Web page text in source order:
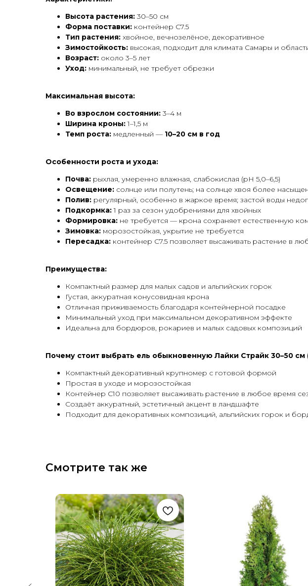
Высота растения: 30–50 см
Форма поставки: контейнер С7.5
Тип растения: хвойное, вечнозелёное, декоративное
Зимостойкость: высокая, подходит для климата Самары и
Возраст: около 3–5 лет
Уход: минимальный, не требует обрезки
Максимальная высота:
Во взрослом состоянии: 3–4 м
Ширина кроны:1–1,5 м
Темп роста: медленный — 10–20 см в год
Особенности роста и ухода:
Почва: рыхлая, умеренно влажная, слабокислая (pH 5,0–6,5)
Освещение: солнце или полутень; на солнце хвоя более
Полив: регулярный, особенно в жаркое время; застой воды
Подкормка:1 раз за сезон удобрениями для хвойных
Формировка: не требуется — крона сохраняет естественную
Зимовка: морозостойкая, укрытие не требуется
Пересадка: контейнер С7.5 позволяет высаживать растение в
Преимущества:
Компактный размер для малых садов и альпийских горок
Густая, аккуратная конусовидная крона
Отличная приживаемость благодаря контейнерной посадке
Минимальный уход при максимальном декоративном эффекте
Идеальна для бордюров, рокариев и малых садовых композиций
Почему стоит выбрать ель обыкновенную Лайки Страйк 30–50 см
Компактный декоративный крупномер с готовой формой
Простая в уходе и морозостойкая
Контейнер С10 позволяет высаживать растение в любое время
Создаёт аккуратный, эстетичный акцент в ландшафте
Подходит для декоративных композиций, альпийских горок и
Смотрите так же